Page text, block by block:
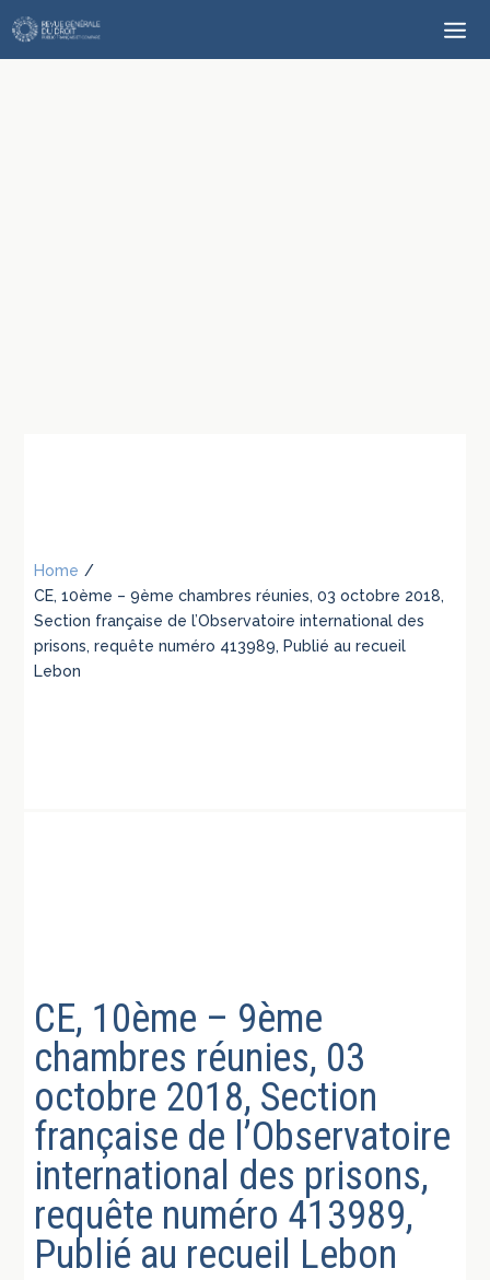
Home /
CE, 10ème – 9ème chambres réunies, 03 octobre 2018,
Section française de l’Observatoire international des
prisons, requête numéro 413989, Publié au recueil
Lebon
CE, 10ème – 9ème
chambres réunies, 03
octobre 2018, Section
française de l’Observatoire
international des prisons,
requête numéro 413989,
Publié au recueil Lebon